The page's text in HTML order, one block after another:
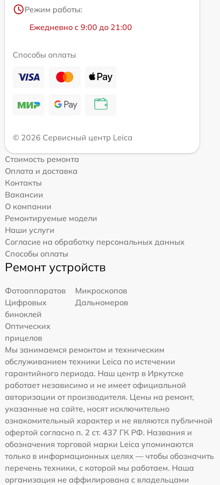
Режим работы:
Ежедневно с 9:00 до 21:00
Способы оплаты
© 2026 Сервисный центр Leica
Стоимость ремонта
Оплата и доставка
Контакты
Вакансии
О компании
Ремонтируемые модели
Наши услуги
Согласие на обработку персональных данных
Способы оплаты
Ремонт устройств
Фотоаппаратов
Микроскопов
Цифровых
биноклей
Дальномеров
Оптических
прицелов
Мы занимаемся ремонтом и техническим
обслуживанием техники Leica по истечении
гарантийного периода. Наш центр в Иркутске
работает независимо и не имеет официальной
авторизации от производителя. Цены на ремонт,
указанные на сайте, носят исключительно
ознакомительный характер и не являются публичной
офертой согласно п. 2 ст. 437 ГК РФ. Названия и
обозначения торговой марки Leica упоминаются
только в информационных целях — чтобы обозначить
перечень техники, с которой мы работаем. Наша
организация не аффилирована с владельцами